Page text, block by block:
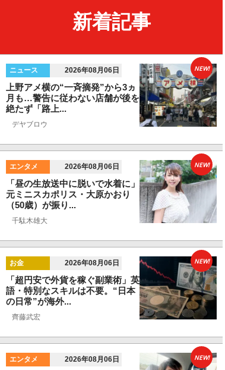
新着記事
ニュース 2026年08月06日
上野アメ横の“一斉摘発”から3ヵ
月も…警告に従わない店舗が後を
絶たず「路上...
デヤブロウ
NEW!
エンタメ 2026年08月06日
「昼の生放送中に脱いで水着に」
元ミニスカポリス・大原かおり
（50歳）が振り...
千駄木雄大
NEW!
お金 2026年08月06日
「超円安で外貨を稼ぐ副業術」英
語・特別なスキルは不要。“日本
の日常”が海外...
齊藤武宏
NEW!
エンタメ 2026年08月06日 NEW!